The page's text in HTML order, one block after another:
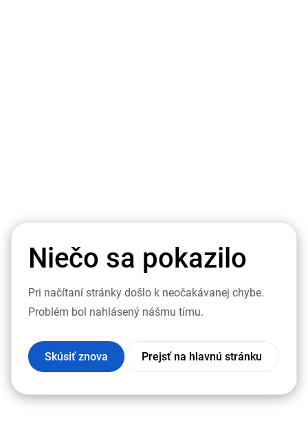
Niečo sa pokazilo
Pri načítaní stránky došlo k neočakávanej chybe.
Problém bol nahlásený nášmu tímu.
Skúsiť znova Prejsť na hlavnú stránku